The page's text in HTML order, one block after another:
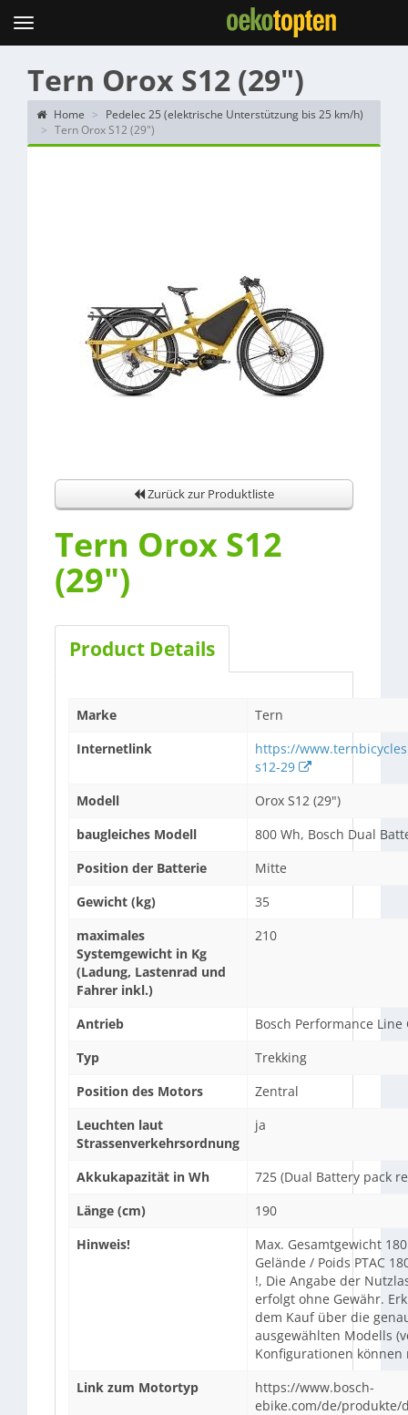
Topten
Menu
Tern Orox S12 (29")
Home
Pedelec 25 (elektrische Unterstützung bis 25 km/h)
Tern Orox S12 (29")
Zurück zur Produktliste
Tern Orox S12
(29")
Product Details
Marke
Tern
Internetlink
https://
s12-29
Modell
Orox S12 (29")
baugleiches Modell
800 Wh, Bosch Dual
Position der Batterie
Mitte
Gewicht (kg)
35
maximales
Systemgewicht in Kg
(Ladung, Lastenrad und
Fahrer inkl.)
210
Antrieb
Bosch Performance Line
Typ
Trekking
Position des Motors
Zentral
Leuchten laut
Strassenverkehrsordnung
ja
Akkukapazität in Wh
725 (Dual Battery pack
Länge (cm)
190
Hinweis!
Max. Gesamtgewicht
Gelände / Poids PTAC
!, Die Angabe der
erfolgt ohne Gewähr.
dem Kauf über die
ausgewählten Modells
Konfigurationen können
Link zum Motortyp
https://www.bosch-
ebike.com/de/produkte/